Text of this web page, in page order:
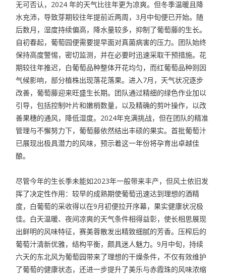
无可否认， 2024年的天气比往年更为凉爽。但冬季温暖且降
水充沛，导致芽期较往年提前近两周， 3月中旬便已开始。随
后数月，湿度持续偏高，降水量较多，抑制了葡萄藤的生长。
自初春起，葡萄园便需要提早面对真菌病害的压力。团队始终
保持高度警惕，密切监测，并在必要时迅速采取干预措施。花
期较往年推迟，白葡萄品种整体开花均匀，而红葡萄品种则因
气候影响，部分植株出现落花落果。进入7月，天气状况逐步
改善，葡萄藤迎来旺盛生长期。团队通过精细的绿色作业加以
引导，包括控制叶片和嫩梢数量，以及精确的剪叶操作，以改
善果穗的通风，降低湿度。 2024年充满挑战，但在团队的精准
管理与不懈努力下，葡萄藤依然结出丰硕的果实。首批葡萄汁
已展现出极具潜力的风味，预示着这一年份将孕育出卓越佳
酿。
尽管今年的生长季未能如2023年一般带来丰产，但风土依旧发
挥了决定性作用：较早的成熟期使葡萄迅速达到理想的酒精
度，白葡萄的采收得以在9月初便拉开序幕，果实健康状况极
佳。白天温暖、夜间凉爽的天气条件相得益彰，使长相思展现
出鲜明的风味特征，赛美蓉散发出精致细腻的芳香。压榨后的
葡萄汁清新优雅，结构平衡，颇具迷人魅力。9月中旬，持续
六天的东北风为葡萄园带来了理想的干燥条件，不仅有效维护
了葡萄的健康状态，还进一步提升了美乐与赤霞珠的风味浓缩